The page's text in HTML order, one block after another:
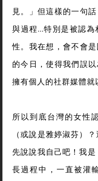
見。」但這樣的一句
與過程…特別是被認為
性。我在想，會不會
的今日，使得我們誤
擁有個人的社群媒體就
所以到底台灣的女性
（或說是雅婷淑芬）
先說說我自己吧！我
長過程中，一直被灌